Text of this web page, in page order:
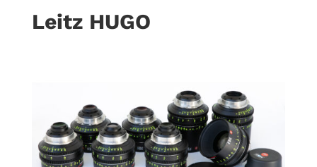
Leitz HUGO